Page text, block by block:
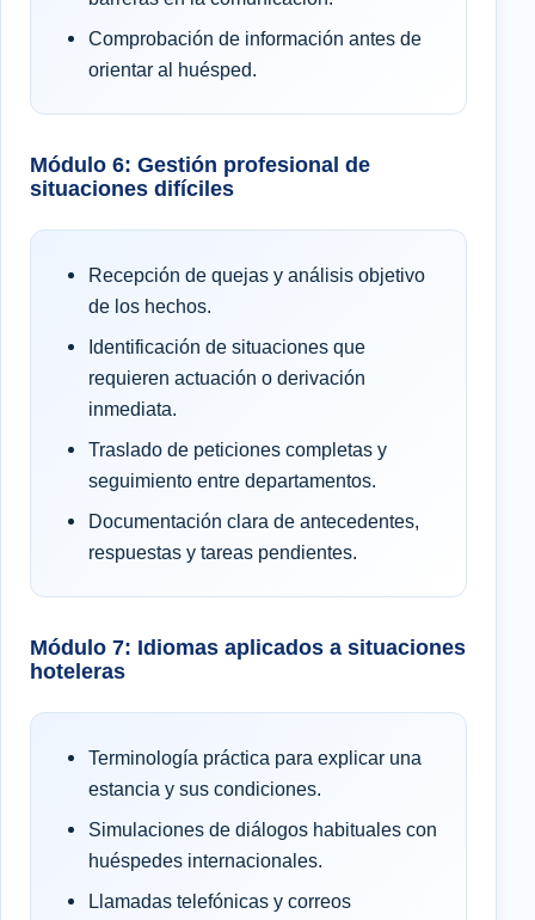
Comprobación de información antes de
orientar al huésped.
Módulo 6: Gestión profesional de
situaciones difíciles
Recepción de quejas y análisis objetivo
de los hechos.
Identificación de situaciones que
requieren actuación o derivación
inmediata.
Traslado de peticiones completas y
seguimiento entre departamentos.
Documentación clara de antecedentes,
respuestas y tareas pendientes.
Módulo 7: Idiomas aplicados a situaciones
hoteleras
Terminología práctica para explicar una
estancia y sus condiciones.
Simulaciones de diálogos habituales con
huéspedes internacionales.
Llamadas telefónicas y correos